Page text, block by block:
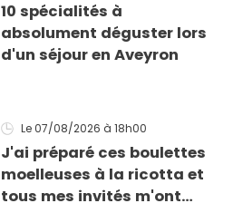
10 spécialités à
absolument déguster lors
d'un séjour en Aveyron
Le 07/08/2026 à 18h00
J'ai préparé ces boulettes
moelleuses à la ricotta et
tous mes invités m'ont